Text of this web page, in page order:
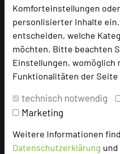
Komforteinstellungen
personlisierter Inhalte
entscheiden, welche
möchten. Bitte beachten
Einstellungen, womöglich
Funktionalitäten der
technisch notwendig
Marketing
Weitere Informationen
Datenschutzerklärung und
Hotel
Hoteldaten
Max. Tagungskapazität
Parlamentarisch
Reihenbestuhlung